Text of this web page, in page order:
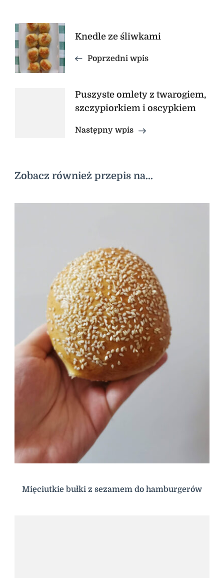
Nawigacja
wpisu
Knedle ze śliwkami
Poprzedni wpis
Puszyste omlety z twarogiem,
szczypiorkiem i oscypkiem
Następny wpis
Zobacz również przepis na...
Mięciutkie bułki z sezamem do hamburgerów